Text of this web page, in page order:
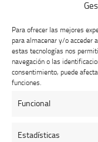
Para ofrecer las mejores
para almacenar y/o acceder
estas tecnologías nos
navegación o las
consentimiento, puede
funciones.
Funcional
Estadísticas